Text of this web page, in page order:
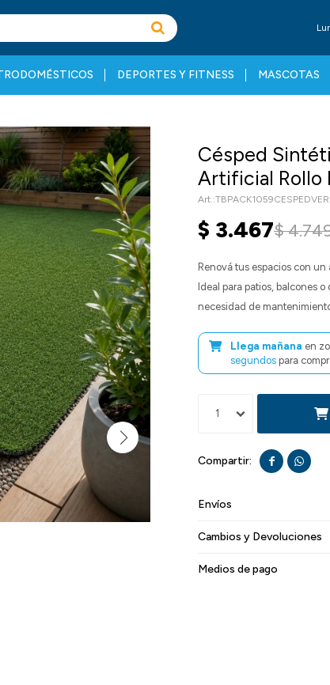
DEPORTES Y FITNESS MASCOTAS
Césped
Artificial Rollo
$ 3.467$
Renová tus espacios con
Ideal para patios, balcones
necesidad de
Llega mañana en
segundos para
1
 
Envíos
Cambios y Devoluciones
Medios de pago